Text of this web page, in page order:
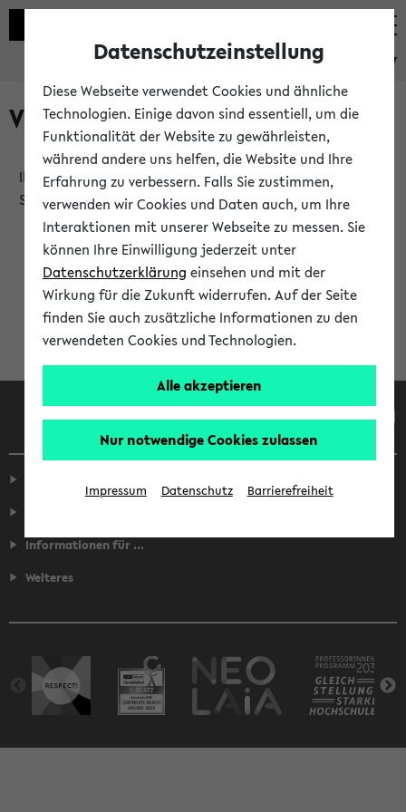
eKVV
Verlauf
Ihr Verlauf ist leer. Er wird sich im Verlauf Ihrer eKVV
Sitzung füllen.
Informationen für ...
Weiteres
Datenschutzeinstellung
Diese Webseite verwendet Cookies und ähnliche
Technologien. Einige davon sind essentiell, um die
Funktionalität der Website zu gewährleisten,
während andere uns helfen, die Website und Ihre
Erfahrung zu verbessern. Falls Sie zustimmen,
verwenden wir Cookies und Daten auch, um Ihre
Interaktionen mit unserer Webseite zu messen. Sie
können Ihre Einwilligung jederzeit unter
Datenschutzerklärung einsehen und mit der
Wirkung für die Zukunft widerrufen. Auf der Seite
finden Sie auch zusätzliche Informationen zu den
verwendeten Cookies und Technologien.
Alle akzeptieren
Nur notwendige Cookies zulassen
Impressum Datenschutz Barrierefreiheit